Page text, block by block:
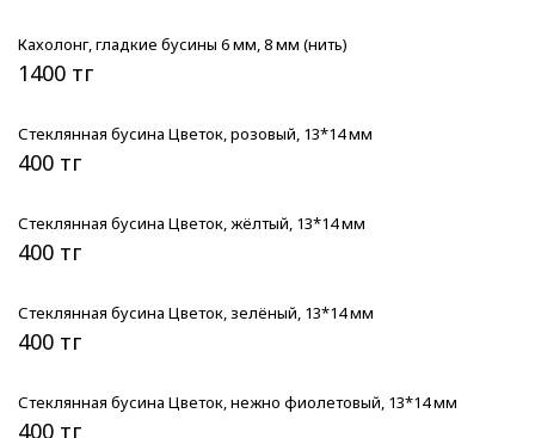
Кахолонг, гладкие бусины 6 мм, 8 мм (нить)
1400 тг
Стеклянная бусина Цветок, розовый, 13*14 мм
400 тг
Стеклянная бусина Цветок, жёлтый, 13*14 мм
400 тг
Стеклянная бусина Цветок, зелёный, 13*14 мм
400 тг
Стеклянная бусина Цветок, нежно фиолетовый, 13*14 мм
400 тг